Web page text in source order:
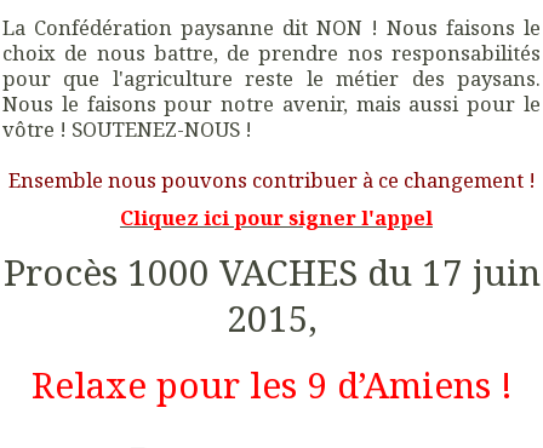
La Confédération paysanne dit NON ! Nous faisons le
choix de nous battre, de prendre nos responsabilités
pour que l'agriculture reste le métier des paysans.
Nous le faisons pour notre avenir, mais aussi pour le
vôtre ! SOUTENEZ-NOUS !
Ensemble nous pouvons contribuer à ce changement !
Cliquez ici pour signer l'appel
Procès 1000 VACHES du 17 juin
2015,
Relaxe pour les 9 d’Amiens !